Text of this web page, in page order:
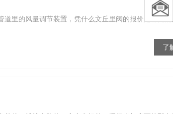
里的风量调节装置，凭什么文丘里阀的报价是蝶阀
了